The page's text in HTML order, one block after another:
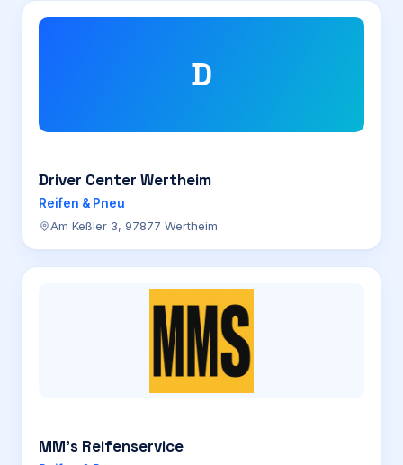
D
Driver Center Wertheim
Reifen & Pneu
Am Keßler 3, 97877 Wertheim
MM’s Reifenservice